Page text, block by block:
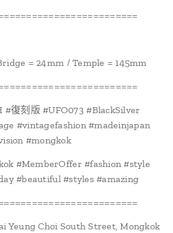
= 24mm / Temple = 145mm
#復刻版 #UFO073 #BlackSilver
#vintagefashion #madeinjapan
#mongkok
#MemberOffer #fashion #style
#beautiful #styles #amazing
Yeung Choi South Street, Mongkok